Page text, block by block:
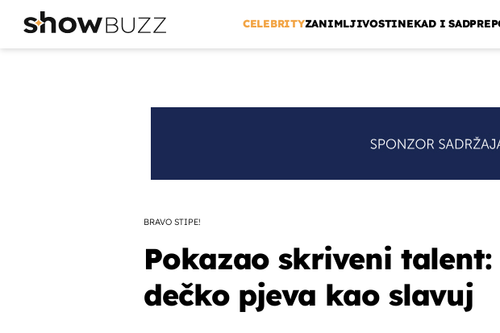
CELEBRITYZANIMLJIVOSTINEKAD I SAD
BRAVO STIPE!
Pokazao skriveni
dečko pjeva kao slavuj